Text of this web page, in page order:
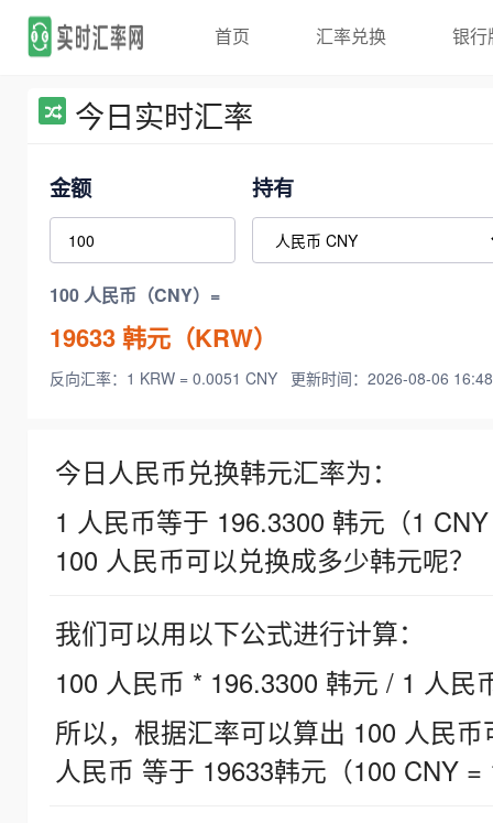
首页 汇率兑换 银行
今日实时汇率
金额 持有
100 人民币（CNY）=
19633韩元（KRW）
反向汇率：1 KRW = 0.0051 CNY 更新时间：2026-08-06
今日人民币兑换韩元汇率为：
1 人民币等于 196.3300 韩元（1
100 人民币可以兑换成多少韩元呢？
我们可以用以下公式进行计算：
100 人民币 * 196.3300 韩元 / 1 人民
所以，根据汇率可以算出 100 人民
人民币 等于 19633韩元（100 CNY =